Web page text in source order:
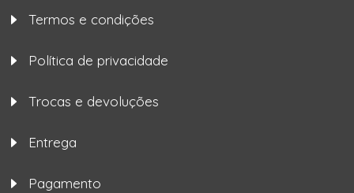
Termos e condições
Política de privacidade
Trocas e devoluções
Entrega
Pagamento